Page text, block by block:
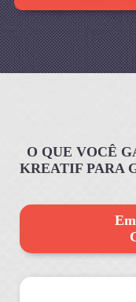
O QUE VOCÊ
KREATIF PARA